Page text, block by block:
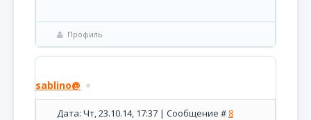
Профиль
sablino@
Дата: Чт, 23.10.14, 17:37 | Сообщение # 8